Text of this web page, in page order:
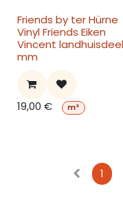
Friends by ter Hürne
Vinyl Friends Eiken
Vincent
mm
19,00 € m²
1